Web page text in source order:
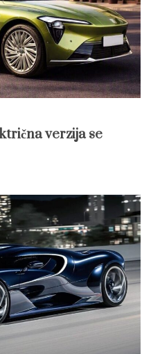
verzija se